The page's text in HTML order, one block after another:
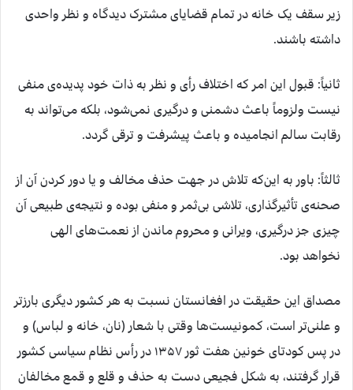
زیر سقف یک خانه در تمام قضایای مشترک دیدگاه و نظر واحدی
داشته باشند.
ثانیاً: قبول این امر که اختلاف رأی و نظر به ذات خود پدیده‌ی منفی
نیست ولزوماً باعث دشمنی و درگیری نمی‌شود، بلکه می‌تواند به
رقابت سالم انجامیده و باعث پیشرفت و ترقی گردد.
ثالثاً: باور به این‌که تلاش در جهت حذف مخالف و یا دور کردن آن از
صحنه‌ی تأثیرگذاری، تلاشی بی‌ثمر و منفی بوده و نتیجه‌ی طبیعی آن
چیزی جز درگیری، ویرانی و محروم ماندن از نعمت‌های الهی
نخواهد بود.
مصداق این حقیقت در افغانستان نسبت به هر کشور دیگری بارزتر
و علنی‌تر است، کمونیست‌ها وقتی با شعار (نان، خانه و لباس) و
در پس کودتای خونین هفت ثور ۱۳۵۷ در رأس نظام سیاسی کشور
قرار گرفتند، به شکل فجیعی دست به حذف و قلع و قمع مخالفان